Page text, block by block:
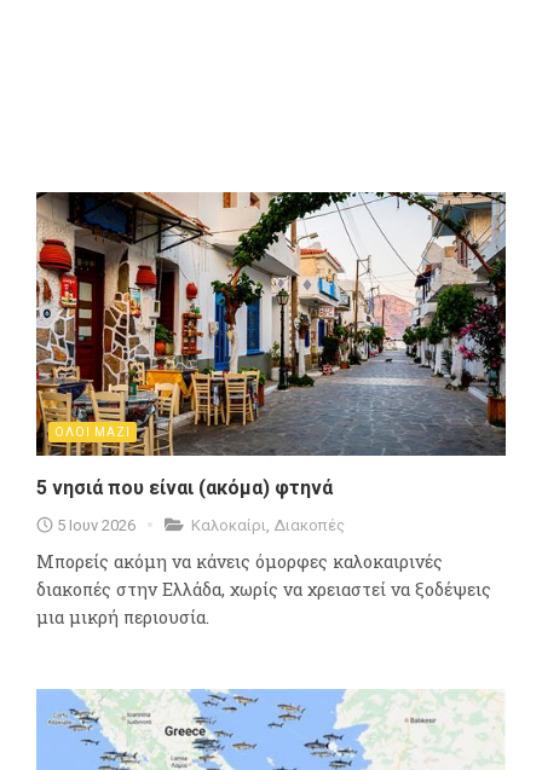
ΟΛΟΙ ΜΑΖΙ
5 νησιά που είναι (ακόμα) φτηνά
5 Ιουν 2026 Καλοκαίρι, Διακοπές
Μπορείς ακόμη να κάνεις όμορφες καλοκαιρινές
διακοπές στην Ελλάδα, χωρίς να χρειαστεί να ξοδέψεις
μια μικρή περιουσία.